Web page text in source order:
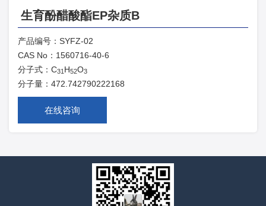
生育酚醋酸酯EP杂质B
产品编号： SYFZ-02
CAS No： 1560716-40-6
分子式： C31 H52O3
分子量： 472.742790222168
在线咨询